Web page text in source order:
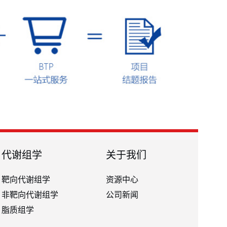
代谢组学
靶向代谢组学
非靶向代谢组学
脂质组学
关于我们
资源中心
公司新闻